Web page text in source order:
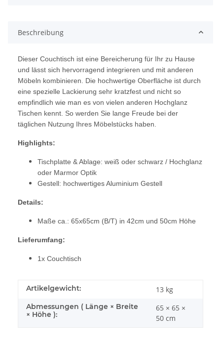
Beschreibung
Dieser Couchtisch ist eine Bereicherung für Ihr zu Hause
und lässt sich hervorragend integrieren und mit anderen
Möbeln kombinieren. Die hochwertige Oberfläche ist durch
eine spezielle Lackierung sehr kratzfest und nicht so
empfindlich wie man es von vielen anderen Hochglanz
Tischen kennt. So werden Sie lange Freude bei der
täglichen Nutzung Ihres Möbelstücks haben.
Highlights:
Tischplatte & Ablage: weiß oder schwarz / Hochglanz
oder Marmor Optik
Gestell: hochwertiges Aluminium Gestell
Details:
Maße ca.: 65x65cm (B/T) in 42cm und 50cm Höhe
Lieferumfang:
1x Couchtisch
Artikelgewicht: 13 kg
Abmessungen ( Länge × Breite
× Höhe ):
65 × 65 ×
50 cm